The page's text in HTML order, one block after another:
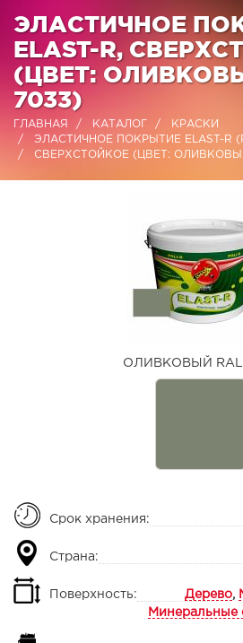
ЭЛАСТИЧНОЕ
ELAST-R,
(ЦВЕТ:
7033)
ГЛАВНАЯ КАТАЛОГ
КРАСКИ
ЭЛАСТИЧНОЕ ПОКРЫТИЕ ELAST-R
СВЕРХСТОЙКОЕ (ЦВЕТ: ОЛИВКОВЫЙ
ОЛИВКОВЫЙ RAL
Срок хранения:
Страна:
Поверхность: Дерево,
Минеральные